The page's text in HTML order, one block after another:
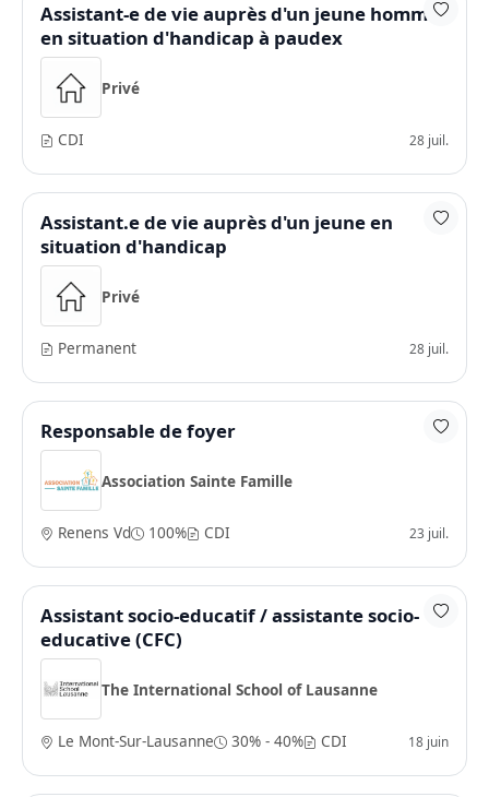
Assistant-e de vie auprès d'un jeune homme
en situation d'handicap à paudex
Privé
CDI 28 juil.
Assistant.e de vie auprès d'un jeune en
situation d'handicap
Privé
Permanent 28 juil.
Responsable de foyer
Association Sainte Famille
Renens Vd 100% CDI 23 juil.
Assistant socio-educatif / assistante socio-
educative (CFC)
The International School of Lausanne
Le Mont-Sur-Lausanne 30% - 40% CDI 18 juin